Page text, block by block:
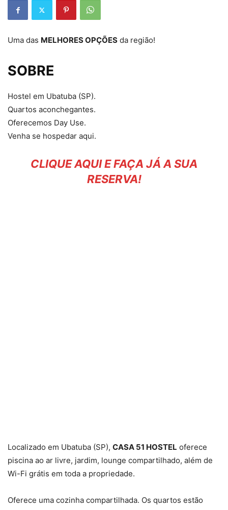
Uma das MELHORES OPÇÕES da região!
SOBRE
Hostel em Ubatuba (SP).
Quartos aconchegantes.
Oferecemos Day Use.
Venha se hospedar aqui.
CLIQUE AQUI E FAÇA JÁ A SUA
RESERVA!
Localizado em Ubatuba (SP), CASA 51 HOSTEL oferece
piscina ao ar livre, jardim, lounge compartilhado, além de
Wi-Fi grátis em toda a propriedade.
Oferece uma cozinha compartilhada. Os quartos estão